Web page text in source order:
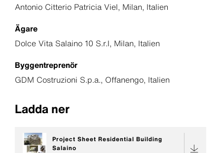
Antonio Citterio Patricia Viel, Milan, Italien
Ägare
Dolce Vita Salaino 10 S.r.l, Milan, Italien
Byggentreprenör
GDM Costruzioni S.p.a., Offanengo, Italien
Ladda ner
Project Sheet Residential Building
Salaino